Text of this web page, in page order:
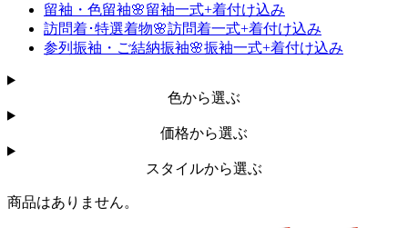
留袖・色留袖🌸留袖一式+着付け込み
訪問着･特選着物🌸訪問着一式+着付け込み
参列振袖・​ご結納​振袖🌸振袖一式+着付け込み
色から選ぶ
価格から選ぶ
スタイルから選ぶ
商品はありません。